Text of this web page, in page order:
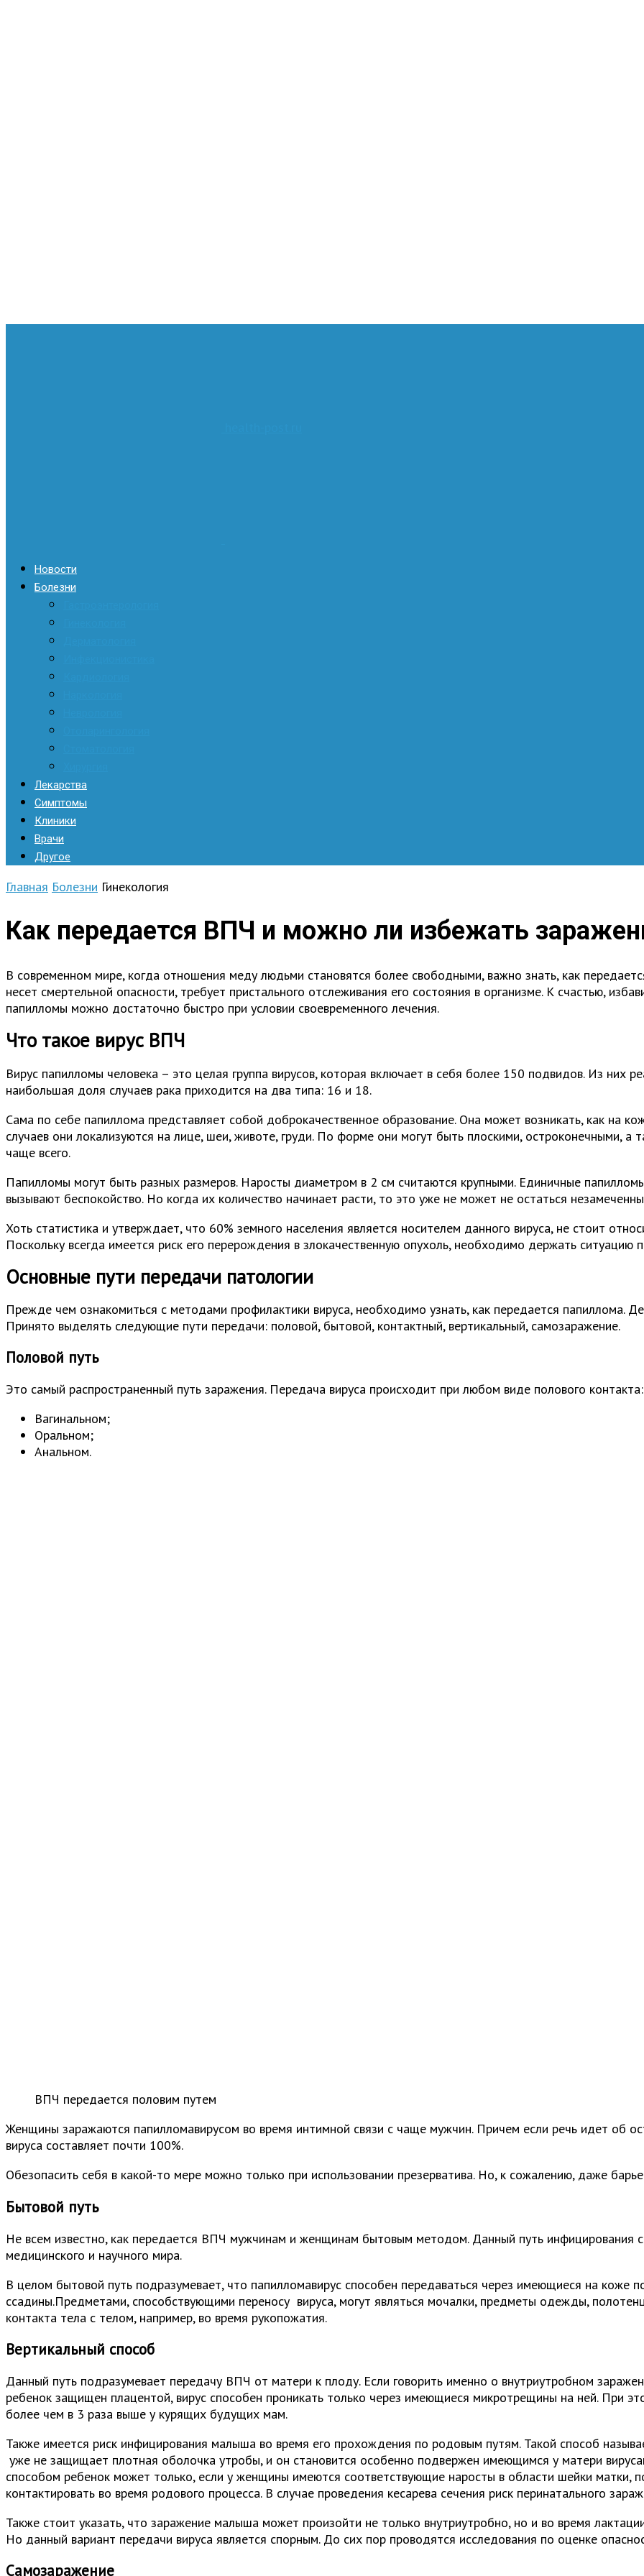
Новости
Болезни
Лекарства
Симптомы
Клиники
Врачи
Другое
Главная Болезни Гинекология
Как передается ВПЧ и можно ли избежать
В современном мире, когда отношения меду людьми становятся более свободными, важно знать, как
несет смертельной опасности, требует пристального отслеживания его состояния в организме. К счастью,
папилломы можно достаточно быстро при условии своевременного лечения.
Что такое вирус ВПЧ
Вирус папилломы человека – это целая группа вирусов, которая включает в себя более 150 подвидов. Из них
наибольшая доля случаев рака приходится на два типа: 16 и 18.
Сама по себе папиллома представляет собой доброкачественное образование. Она может возникать, как на
случаев они локализуются на лице, шеи, животе, груди. По форме они могут быть плоскими, остроконечными,
чаще всего.
Папилломы могут быть разных размеров. Наросты диаметром в 2 см считаются крупными. Единичные
вызывают беспокойство. Но когда их количество начинает расти, то это уже не может не остаться
Хоть статистика и утверждает, что 60% земного населения является носителем данного вируса, не стоит
Поскольку всегда имеется риск его перерождения в злокачественную опухоль, необходимо держать ситуацию
Основные пути передачи патологии
Прежде чем ознакомиться с методами профилактики вируса, необходимо узнать, как передается папиллома.
Принято выделять следующие пути передачи: половой, бытовой, контактный, вертикальный, самозаражение.
Половой путь
Это самый распространенный путь заражения. Передача вируса происходит при любом виде полового контакта:
Вагинальном;
Оральном;
Анальном.
ВПЧ передается половим путем
Женщины заражаются папилломавирусом во время интимной связи с чаще мужчин. Причем если речь идет об
вируса составляет почти 100%.
Обезопасить себя в какой-то мере можно только при использовании презерватива. Но, к сожалению, даже
Бытовой путь
Не всем известно, как передается ВПЧ мужчинам и женщинам бытовым методом. Данный путь инфицирования
медицинского и научного мира.
В целом бытовой путь подразумевает, что папилломавирус способен передаваться через имеющиеся на коже
ссадины.Предметами, способствующими переносу вируса, могут являться мочалки, предметы одежды,
контакта тела с телом, например, во время рукопожатия.
Вертикальный способ
Данный путь подразумевает передачу ВПЧ от матери к плоду. Если говорить именно о внутриутробном
ребенок защищен плацентой, вирус способен проникать только через имеющиеся микротрещины на ней. При
более чем в 3 раза выше у курящих будущих мам.
Также имеется риск инфицирования малыша во время его прохождения по родовым путям. Такой способ
уже не защищает плотная оболочка утробы, и он становится особенно подвержен имеющимся у матери
способом ребенок может только, если у женщины имеются соответствующие наросты в области шейки матки,
контактировать во время родового процесса. В случае проведения кесарева сечения риск перинатального
Также стоит указать, что заражение малыша может произойти не только внутриутробно, но и во время
Но данный вариант передачи вируса является спорным. До сих пор проводятся исследования по оценке
Самозаражение